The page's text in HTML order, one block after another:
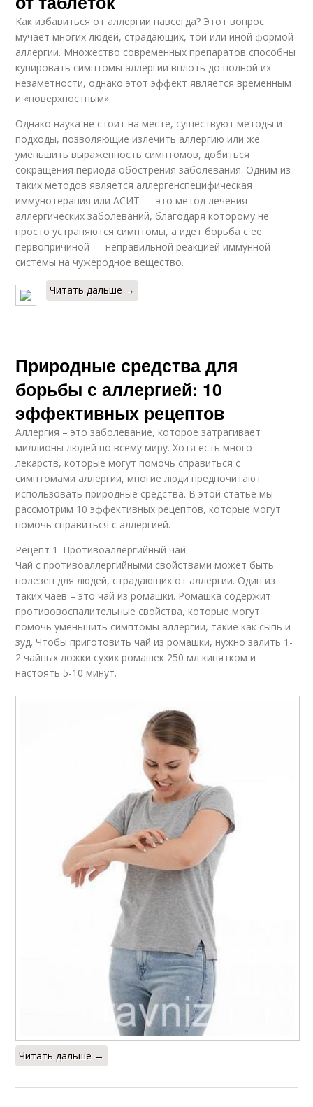
Как избавиться от аллергии навсегда? Этот вопрос
мучает многих людей, страдающих, той или иной формой
аллергии. Множество современных препаратов способны
купировать симптомы аллергии вплоть до полной их
незаметности, однако этот эффект является временным
и «поверхностным».
Однако наука не стоит на месте, существуют методы и
подходы, позволяющие излечить аллергию или же
уменьшить выраженность симптомов, добиться
сокращения периода обострения заболевания. Одним из
таких методов является аллергенспецифическая
иммунотерапия или АСИТ — это метод лечения
аллергических заболеваний, благодаря которому не
просто устраняются симптомы, а идет борьба с ее
первопричиной — неправильной реакцией иммунной
системы на чужеродное вещество.
Читать дальше →
Природные средства для
борьбы с аллергией: 10
эффективных рецептов
Аллергия – это заболевание, которое затрагивает
миллионы людей по всему миру. Хотя есть много
лекарств, которые могут помочь справиться с
симптомами аллергии, многие люди предпочитают
использовать природные средства. В этой статье мы
рассмотрим 10 эффективных рецептов, которые могут
помочь справиться с аллергией.
Рецепт 1: Противоаллергийный чай
Чай с противоаллергийными свойствами может быть
полезен для людей, страдающих от аллергии. Один из
таких чаев – это чай из ромашки. Ромашка содержит
противовоспалительные свойства, которые могут
помочь уменьшить симптомы аллергии, такие как сыпь и
зуд. Чтобы приготовить чай из ромашки, нужно залить 1-
2 чайных ложки сухих ромашек 250 мл кипятком и
настоять 5-10 минут.
Читать дальше →